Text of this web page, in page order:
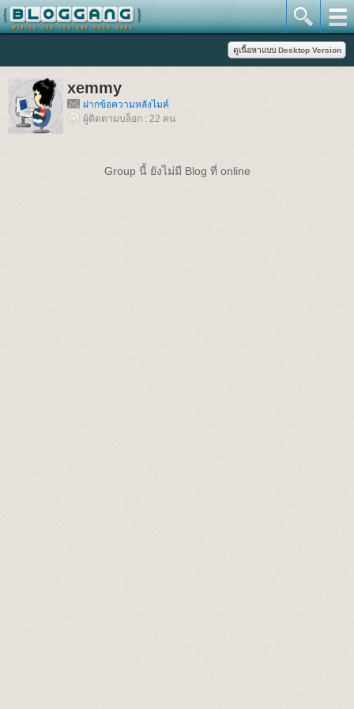
xemmy
ฝากข้อความหลังไมค์
ผู้ติดตามบล็อก : 22 คน
Group นี้ ยังไม่มี Blog ที่ online